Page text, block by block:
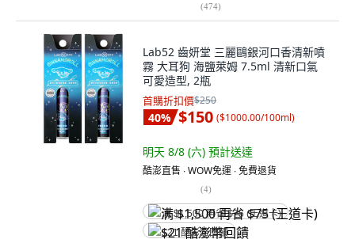
(474)
Lab52 齒妍堂 三麗鷗銀河口香清新噴
霧 大耳狗 海鹽萊姆 7.5ml 清新口氣
可愛造型, 2瓶
首購折扣價$250
40% $150 ($1000.00/100ml)
明天 8/8 (六) 預計送達
酷澎直售 ∙ WOW免運 ∙ 免費退貨
(4)
满 $1,500 再省 $75 (王道卡)
$21 酷澎幣回饋